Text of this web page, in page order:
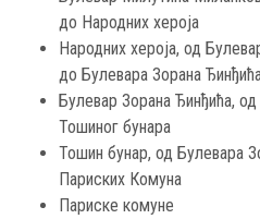
до Народних хероја
Народних хероја, од
до Булевара Зорана Ђинђића
Булевар Зорана Ђинђића,
Тошиног бунара
Тошин бунар, од Булевара
Париских Комунa
Париске комуне